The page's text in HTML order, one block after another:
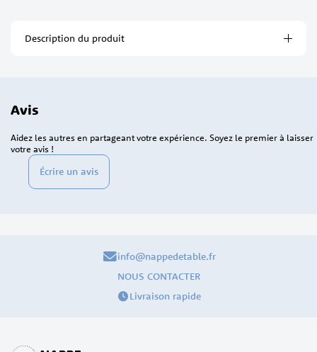
Description du produit
Avis
Écrire un avis
Aidez les autres en partageant votre expérience. Soyez le premier à laisser
votre avis !
info@nappedetable.fr
NOUS CONTACTER
Livraison rapide